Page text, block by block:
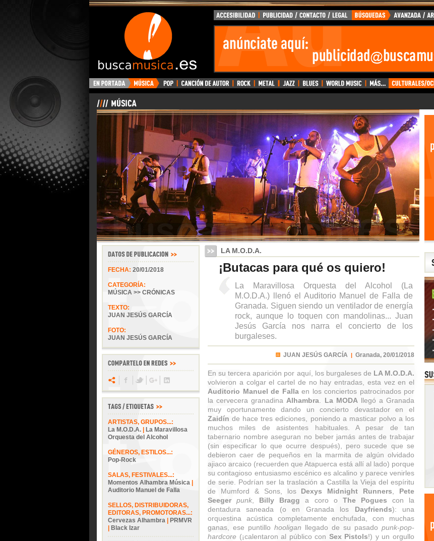
BuscaMusica.es
FECHA: 20/01/2018
CATEGORÍA:
MÚSICA >> CRÓNICAS
TEXTO:
JUAN JESÚS GARCÍA
FOTO:
JUAN JESÚS GARCÍA
ARTISTAS, GRUPOS...:
La M.O.D.A.
La Maravillosa
Orquesta del Alcohol
GÉNEROS, ESTILOS...:
Pop-Rock
SALAS, FESTIVALES...:
Momentos Alhambra Música
Auditorio Manuel de Falla
SELLOS, DISTRIBUIDORAS,
EDITORAS, PROMOTORAS...:
Cervezas Alhambra
PRMVR
Black Izar
LA M.O.D.A.
¡Butacas para qué os quiero!
La Maravillosa Orquesta del Alcohol (La
M.O.D.A.) llenó el Auditorio Manuel de Falla de
Granada. Siguen siendo un ventilador de energía
rock, aunque lo toquen con mandolinas... Juan
Jesús García nos narra el concierto de los
burgaleses.
JUAN JESÚS GARCÍA | Granada, 20/01/2018
En su tercera aparición por aquí, los burgaleses de LA M.O.D.A.
volvieron a colgar el cartel de no hay entradas, esta vez en el
Auditorio Manuel de Fallaen los conciertos patrocinados por
la cervecera granadina Alhambra La MODA llegó a Granada
muy oportunamente dando un concierto devastador en el
Zaidín de hace tres ediciones, poniendo a masticar polvo a los
muchos miles de asistentes habituales. A pesar de tan
tabernario nombre aseguran no beber jamás antes de trabajar
(sin especificar lo que ocurre después), pero sucede que se
debieron caer de pequeños en la marmita de algún olvidado
ajiaco arcaico (recuerden que Atapuerca está allí al lado) porque
su contagioso entusiasmo escénico es alcalino y parece venirles
de serie. Podrían ser la traslación a Castilla la Vieja del espíritu
de Mumford & Sons, los Dexys Midnight Runners
Pete
Seeger
punk Billy Bragg a coro o The Pogues con la
dentadura saneada (o en Granada los Dayfriends): una
orquestina acústica completamente enchufada, con muchas
ganas, ese puntillo hooligan llegado de su pasado punk-pop-
hardcore (¡calentaron al público con Sex Pistols!) y un orgullo